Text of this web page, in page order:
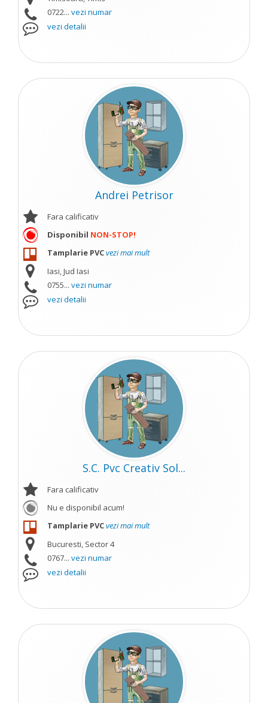
0722... vezi numar
vezi detalii
Andrei Petrisor
Fara calificativ
Disponibil NON-STOP!
Tamplarie PVCvezi mai mult
Iasi, Jud Iasi
0755... vezi numar
vezi detalii
S.C. Pvc Creativ Sol...
Fara calificativ
Nu e disponibil acum!
Tamplarie PVCvezi mai mult
Bucuresti, Sector 4
0767... vezi numar
vezi detalii